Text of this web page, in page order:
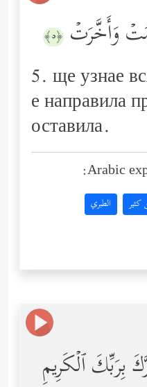
وَأَخَّرَتۡ ﴿٥﴾
5. ще узнае
е направила
оставила.
Arabic
كثير الطبري
بِرَبِّكَ ٱلۡكَرِیمِ